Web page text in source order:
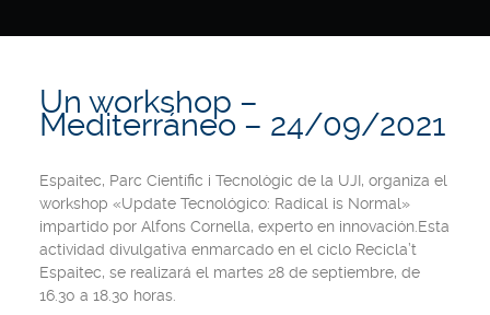
Un workshop –
Mediterráneo – 24/09/2021
Espaitec, Parc Científic i Tecnològic de la UJI, organiza el
workshop «Update Tecnológico: Radical is Normal»
impartido por Alfons Cornella, experto en innovación.Esta
actividad divulgativa enmarcado en el ciclo Recicla’t
Espaitec, se realizará el martes 28 de septiembre, de
16.30 a 18.30 horas.